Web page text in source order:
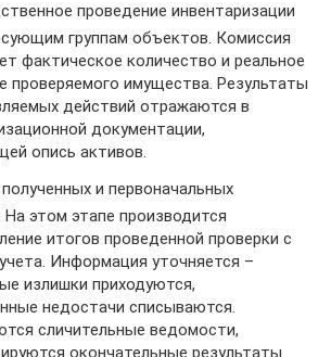
проведение инвентаризации
группам объектов. Комиссия
фактическое количество и реальное
проверяемого имущества. Результаты
действий отражаются в
документации,
опись активов.
и первоначальных
На этом этапе производится
итогов проведенной проверки с
Информация уточняется –
излишки приходуются,
недостачи списываются.
сличительные ведомости,
окончательные результаты